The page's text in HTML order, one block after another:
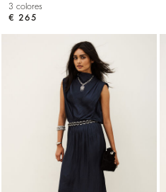
3 colores
€ 265